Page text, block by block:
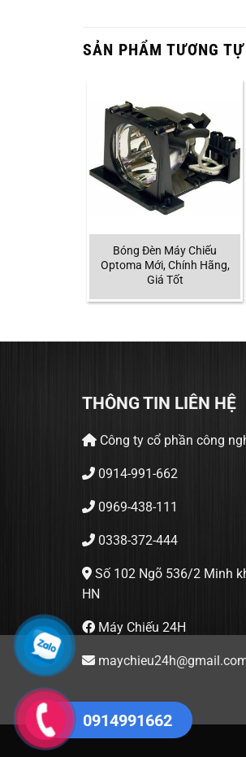
SẢN PHẨM TƯƠNG TỰ
Bóng Đèn Máy Chiếu
Optoma Mới, Chính Hãng,
Giá Tốt
THÔNG TIN LIÊN HỆ
Công ty cổ phần công
0914-991-662
0969-438-111
0338-372-444
Số 102 Ngõ 536/2 Minh
HN
Máy Chiếu 24H
0914991662